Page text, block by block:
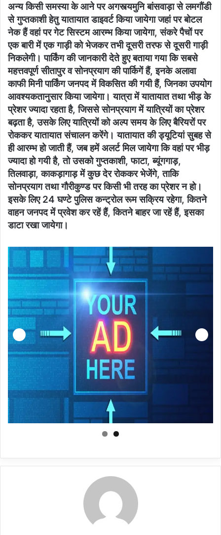
अन्य किसी समस्या के आने पर अगस्त्यमुनि बांसवाड़ा से लमगौंडी
से गुप्तकाशी हेतु यातायात डाइवर्ट किया जायेगा जहां पर बोटल
नेक हैं वहां पर गेट सिस्टम आरम्भ किया जायेगा, संकरे पैचों पर
एक बारी में एक गाड़ी को भेजकर तभी दूसरी तरफ से दूसरी गाड़ी
निकलेगी। पार्किंग की जानकारी देते हुए बताया गया कि सबसे
महत्तवपूर्ण सीतापुर व सोनप्रयाग की पार्किगें हैं, इनके अलावा
काफी मिनी पार्किंग जनपद में विकसित की गयी हैं, जिनका उपयोग
आवश्यकतानुसार किया जायेगा। यात्रा में यातायात तथा भीड़ के
प्रेशर ज्यादा रहता है, जिससे सोनप्रयाग में यात्रियों का प्रेशर
बढ़ता है, उसके लिए यात्रियों को अल्प समय के लिए बैरियरों पर
रोककर यातायात संचालन करेंगे। यातायात की ड्यूटियां सुबह से
ही आरम्भ हो जाती हैं, जब हमें अलर्ट मिल जायेगा कि वहां पर भीड़
ज्यादा हो गयी है, तो उसको गुप्तकाशी, फाटा, ब्यूंगगाड़,
तिलवाड़ा, काकड़ागाड़ में कुछ देर रोककर भेजेंगे, ताकि
सोनप्रयाग तथा गौरीकुण्ड पर किसी भी तरह का प्रेशर न हो।
इसके लिए 24 घण्टे पुलिस कन्ट्रोल रूम सक्रिय रहेगा, कितने
वाहन जनपद में प्रवेश कर रहें हैं, कितने बाहर जा रहें हैं, इसका
डाटा रखा जायेगा।